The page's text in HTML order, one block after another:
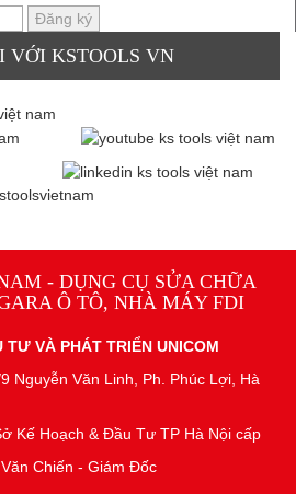
VỚI KSTOOLS VN
- DỤNG CỤ SỬA CHỮA
Ô TÔ, NHÀ MÁY FDI
TƯ VÀ PHÁT TRIỂN UNICOM
Nguyễn Văn Linh, Ph. Phúc Lợi, Hà
Kế Hoạch & Đầu Tư TP Hà Nội cấp
Chiến - Giám Đốc